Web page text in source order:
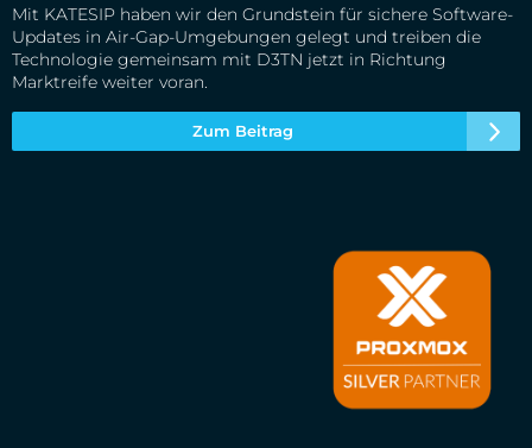
Mit KATESIP haben wir den Grundstein für sichere Software-
Updates in Air-Gap-Umgebungen gelegt und treiben die
Technologie gemeinsam mit D3TN jetzt in Richtung
Marktreife weiter voran.
Zum Beitrag